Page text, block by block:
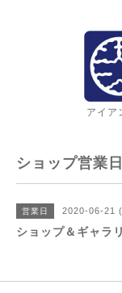
アイア
ショップ営業日
営業日 2020-06-21
ショップ＆ギャラ